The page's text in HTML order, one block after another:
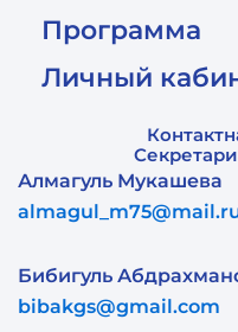
Программа
Личный
Алмагуль Мукашева
Бибигуль
bibakgs@gmail.com